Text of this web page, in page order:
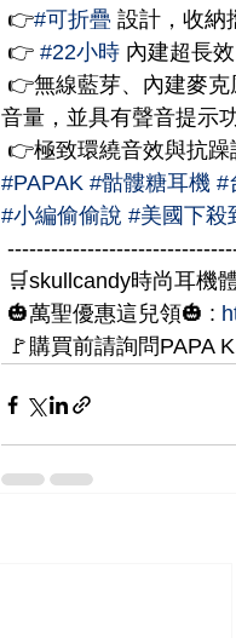
👉#可折疊 設計，收納
👉 #22小時 內建超長效
音量，並具有聲音提示
👉極致環繞音效與抗躁
#PAPAK #骷髏糖耳機 #
#小編偷偷說 #美國下殺
🛒skullcandy時尚耳機
🎃萬聖優惠這兒領🎃 :
🚩購買前請詢問PAPA